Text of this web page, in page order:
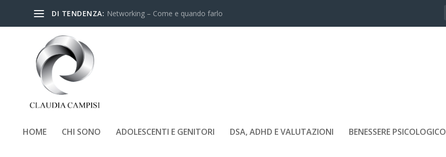
DI TENDENZA: Networking – Come e quando farlo
HOME CHI SONO ADOLESCENTI E GENITORI DSA, ADHD E VALUTAZIONI BENESSERE PSICOLOGICO